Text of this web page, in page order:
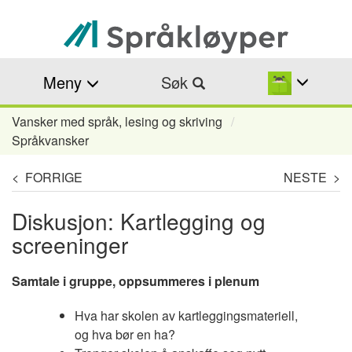
hovedinnhold
Meny Søk
Navigasjonssti
Vansker med språk, lesing og skriving
Språkvansker
< FORRIGE NESTE >
Diskusjon: Kartlegging og
screeninger
Samtale i gruppe, oppsummeres i plenum
Hva har skolen av kartleggingsmateriell,
og hva bør en ha?